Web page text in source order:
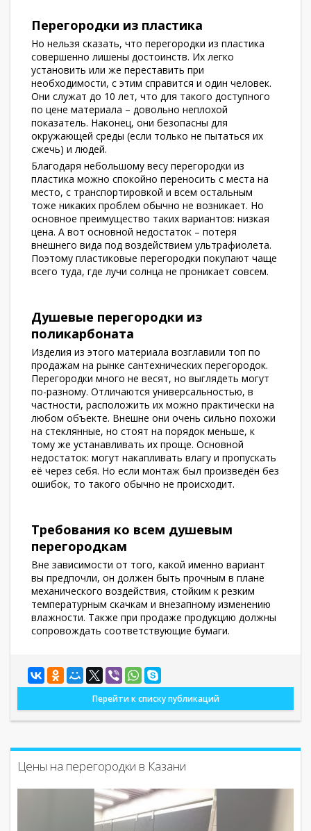
Перегородки из пластика
Но нельзя сказать, что перегородки из пластика
совершенно лишены достоинств. Их легко
установить или же переставить при
необходимости, с этим справится и один человек.
Они служат до 10 лет, что для такого доступного
по цене материала – довольно неплохой
показатель. Наконец, они безопасны для
окружающей среды (если только не пытаться их
сжечь) и людей.
Благодаря небольшому весу перегородки из
пластика можно спокойно переносить с места на
место, с транспортировкой и всем остальным
тоже никаких проблем обычно не возникает. Но
основное преимущество таких вариантов: низкая
цена. А вот основной недостаток – потеря
внешнего вида под воздействием ультрафиолета.
Поэтому пластиковые перегородки покупают чаще
всего туда, где лучи солнца не проникает совсем.
Душевые перегородки из
поликарбоната
Изделия из этого материала возглавили топ по
продажам на рынке сантехнических перегородок.
Перегородки много не весят, но выглядеть могут
по-разному. Отличаются универсальностью, в
частности, расположить их можно практически на
любом объекте. Внешне они очень сильно похожи
на стеклянные, но стоят на порядок меньше, к
тому же устанавливать их проще. Основной
недостаток: могут накапливать влагу и пропускать
её через себя. Но если монтаж был произведён без
ошибок, то такого обычно не происходит.
Требования ко всем душевым
перегородкам
Вне зависимости от того, какой именно вариант
вы предпочли, он должен быть прочным в плане
механического воздействия, стойким к резким
температурным скачкам и внезапному изменению
влажности. Также при продаже продукцию должны
сопровождать соответствующие бумаги.
Перейти к списку публикаций
Цены на перегородки в Казани